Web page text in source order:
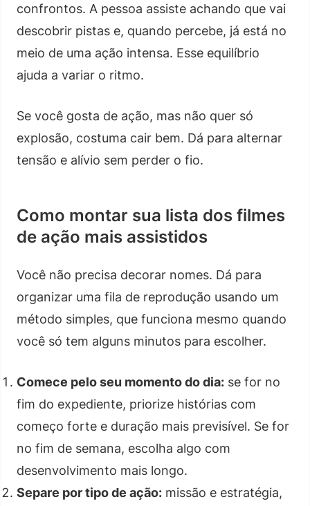
confrontos. A pessoa assiste achando que vai
descobrir pistas e, quando percebe, já está no
meio de uma ação intensa. Esse equilíbrio
ajuda a variar o ritmo.
Se você gosta de ação, mas não quer só
explosão, costuma cair bem. Dá para alternar
tensão e alívio sem perder o fio.
Como montar sua lista dos filmes
de ação mais assistidos
Você não precisa decorar nomes. Dá para
organizar uma fila de reprodução usando um
método simples, que funciona mesmo quando
você só tem alguns minutos para escolher.
Comece pelo seu momento do dia: se for no
fim do expediente, priorize histórias com
começo forte e duração mais previsível. Se for
no fim de semana, escolha algo com
desenvolvimento mais longo.
Separe por tipo de ação: missão e estratégia,